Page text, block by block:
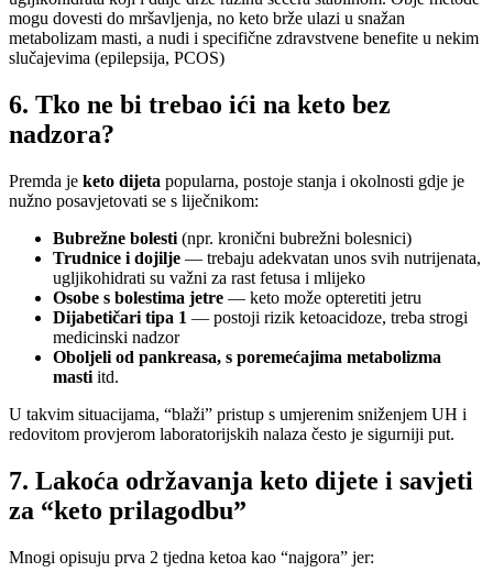
mogu dovesti do mršavljenja, no keto brže ulazi u snažan
metabolizam masti, a nudi i specifične zdravstvene benefite u nekim
slučajevima (epilepsija, PCOS)
6. Tko ne bi trebao ići na keto bez
nadzora?
Premda je keto dijeta popularna, postoje stanja i okolnosti gdje je
nužno posavjetovati se s liječnikom:
Bubrežne bolesti (npr. kronični bubrežni bolesnici)
Trudnice i dojilje — trebaju adekvatan unos svih nutrijenata,
ugljikohidrati su važni za rast fetusa i mlijeko
Osobe s bolestima jetre — keto može opteretiti jetru
Dijabetičari tipa 1 — postoji rizik ketoacidoze, treba strogi
medicinski nadzor
Oboljeli od pankreasa, s poremećajima metabolizma
masti itd.
U takvim situacijama, “blaži” pristup s umjerenim sniženjem UH i
redovitom provjerom laboratorijskih nalaza često je sigurniji put.
7. Lakoća održavanja keto dijete i savjeti
za “keto prilagodbu”
Mnogi opisuju prva 2 tjedna ketoa kao “najgora” jer: